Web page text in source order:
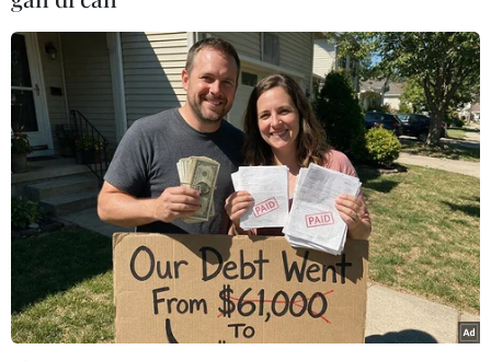
những biến động về tình hình kinh tế vĩ mô sau
đại dịch COVID-19, song trong nguy luôn có cơ
và quan trọng ở thời kỳ này là tồn tại để bứt
phá.
Những doanh nghiệp có dự trữ nội tại, khả
năng thích nghi và sức mạnh đủ để vượt qua
thời kỳ này đều là những doanh nghiệp tên
tuổi, có tiềm lực tài chính lớn và không ngại
thay đổi.
Đơn cử như Vinhomes (VHM), Hòa Phát (HPG),
Masan (MSN), Thế giới Di động (MWG), Ngân